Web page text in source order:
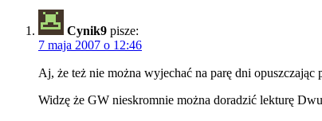
Cynik9 pisze:
7 maja 2007 o 12:46
Aj, że też nie można wyjechać na parę dni
Widzę że GW nieskromnie można doradzić lekturę